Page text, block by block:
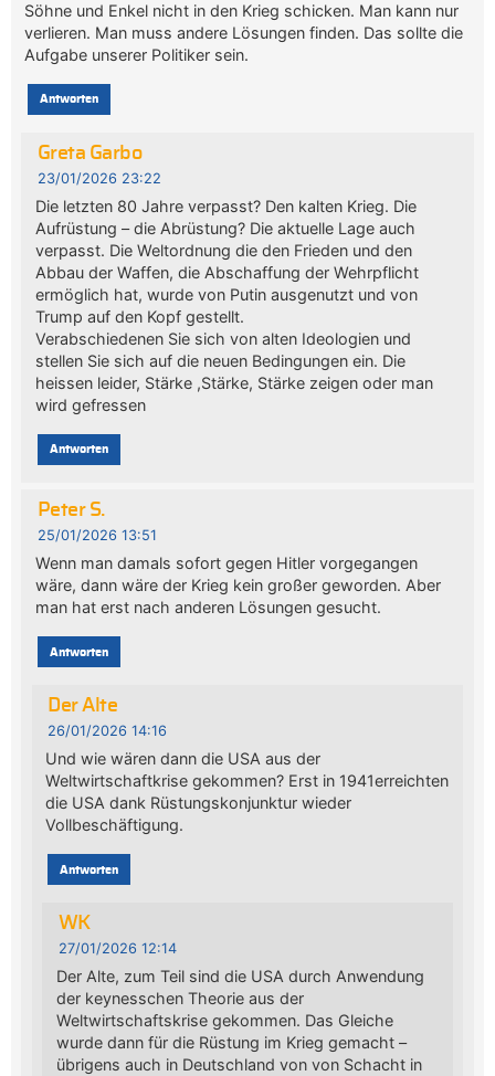
Söhne und Enkel nicht in den Krieg schicken. Man kann nur
verlieren. Man muss andere Lösungen finden. Das sollte die
Aufgabe unserer Politiker sein.
Antworten
Greta Garbo
23/01/2026 23:22
Die letzten 80 Jahre verpasst? Den kalten Krieg. Die
Aufrüstung – die Abrüstung? Die aktuelle Lage auch
verpasst. Die Weltordnung die den Frieden und den
Abbau der Waffen, die Abschaffung der Wehrpflicht
ermöglich hat, wurde von Putin ausgenutzt und von
Trump auf den Kopf gestellt.
Verabschiedenen Sie sich von alten Ideologien und
stellen Sie sich auf die neuen Bedingungen ein. Die
heissen leider, Stärke ,Stärke, Stärke zeigen oder man
wird gefressen
Antworten
Peter S.
25/01/2026 13:51
Wenn man damals sofort gegen Hitler vorgegangen
wäre, dann wäre der Krieg kein großer geworden. Aber
man hat erst nach anderen Lösungen gesucht.
Antworten
Der Alte
26/01/2026 14:16
Und wie wären dann die USA aus der
Weltwirtschaftkrise gekommen? Erst in 1941erreichten
die USA dank Rüstungskonjunktur wieder
Vollbeschäftigung.
Antworten
WK
27/01/2026 12:14
Der Alte, zum Teil sind die USA durch Anwendung
der keynesschen Theorie aus der
Weltwirtschaftskrise gekommen. Das Gleiche
wurde dann für die Rüstung im Krieg gemacht –
übrigens auch in Deutschland von von Schacht in